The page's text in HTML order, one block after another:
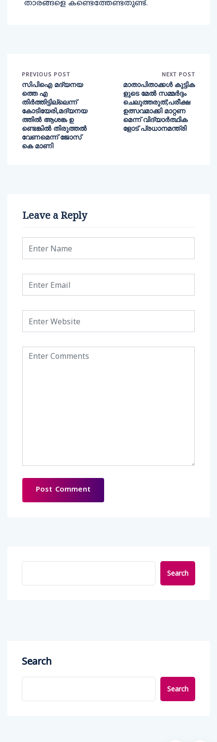
താരങ്ങളെ കണ്ടെത്തേണ്ടതുണ്ട്.
PREVIOUS POST
സിപിഐ മദ്യനയ
ത്തെ എ
തിര്‍ത്തിട്ടില്ലെന്ന്
കോടിയേരി,മദ്യനയ
ത്തിൽ ആശങ്ക ഉ
ണ്ടെങ്കിൽ തിരുത്തൽ
വേണമെന്ന് ജോസ്
കെ മാണി
NEXT POST
മാതാപിതാക്കള്‍ കുട്ടിക
ളുടെ മേല്‍ സമ്മര്‍ദ്ദം
ചെലുത്തരുത്;പരീക്ഷ
ഉത്സവമാക്കി മാറ്റണ
മെന്ന് വിദ്യാർത്ഥിക
ളോട് പ്രധാനമന്ത്രി
Leave a Reply
Search
Search
Search